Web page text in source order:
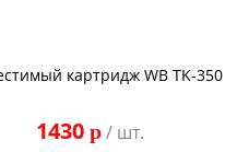
картридж WB TK-350
1430 p/ шт.